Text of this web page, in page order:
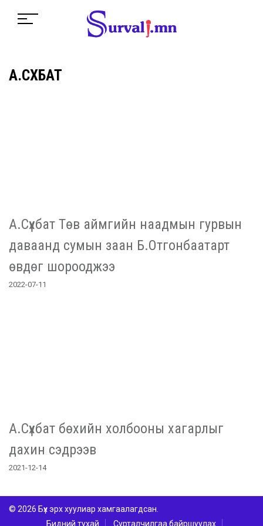
А.СҮХБАТ
А.Сүхбат Төв аймгийн наадмын гурвын
даваанд сумын заан Б.Отгонбаатарт
өвдөг шорооджээ
2022-07-11
А.Сүхбат бөхийн холбооны хагарлыг
дахин сэдрээв
2021-12-14
© 2026 Бүх эрх хуулиар хамгаалагдсан.
Бидний тухай
Сурталчилгаа байршуулах